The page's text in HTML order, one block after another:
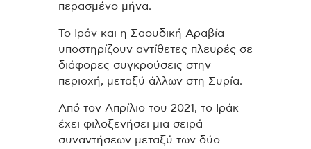
περασμένο μήνα.
Το Ιράν και η Σαουδική Αραβία
υποστηρίζουν αντίθετες πλευρές σε
διάφορες συγκρούσεις στην
περιοχή, μεταξύ άλλων στη Συρία.
Από τον Απρίλιο του 2021, το Ιράκ
έχει φιλοξενήσει μια σειρά
συναντήσεων μεταξύ των δύο